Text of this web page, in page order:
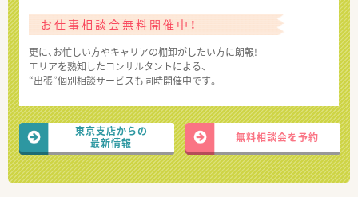
お仕事相談会無料開催中！
更に、お忙しい方やキャリアの棚卸がしたい方に朗報!
エリアを熟知したコンサルタントによる、
“出張”個別相談サービスも同時開催中です。
東京支店からの
最新情報
無料相談会を予約